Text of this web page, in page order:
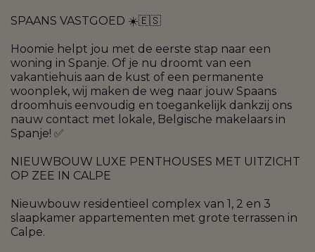
SPAANS VASTGOED ☀️🇪🇸
Hoomie helpt jou met de eerste stap naar een
woning in Spanje. Of je nu droomt van een
vakantiehuis aan de kust of een permanente
woonplek, wij maken de weg naar jouw Spaans
droomhuis eenvoudig en toegankelijk dankzij ons
nauw contact met lokale, Belgische makelaars in
Spanje! ✅
NIEUWBOUW LUXE PENTHOUSES MET UITZICHT
OP ZEE IN CALPE
Nieuwbouw residentieel complex van 1, 2 en 3
slaapkamer appartementen met grote terrassen in
Calpe.